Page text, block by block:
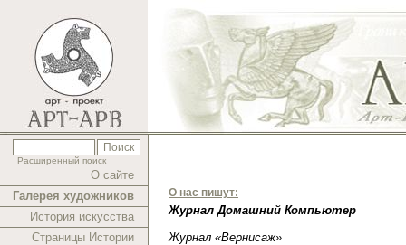
Расширенный поиск
О сайте
Галерея художников
История искусства
Страницы Истории
О нас пишут:
Журнал Домашний Компьютер
Журнал «Вернисаж»